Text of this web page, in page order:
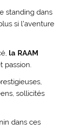
standing dans
si l’aventure
la RAAM
passion.
sollicités
dans ces